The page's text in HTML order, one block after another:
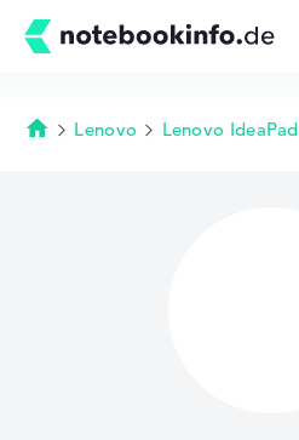
Startseite
Lenovo Lenovo IdeaPad